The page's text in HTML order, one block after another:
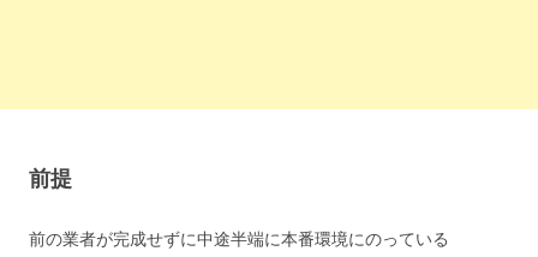
前提
前の業者が完成せずに中途半端に本番環境にのっている